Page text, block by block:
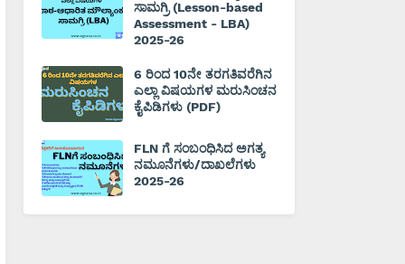
ಸಾಮಗ್ರಿ (Lesson-based
Assessment - LBA)
2025-26
6 ರಿಂದ 10ನೇ ತರಗತಿವರೆಗಿನ
ಎಲ್ಲಾ ವಿಷಯಗಳ ಮರುಸಿಂಚನ
ಕೈಪಿಡಿಗಳು (PDF)
FLN ಗೆ ಸಂಬಂಧಿಸಿದ ಅಗತ್ಯ
ನಮೂನೆಗಳು/ದಾಖಲೆಗಳು
2025-26